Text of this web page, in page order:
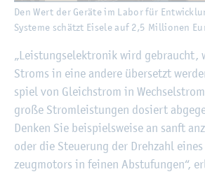
Den Wert der Ge­rä­te im Labor für
Sys­te­me schätzt Ei­se­le auf 2,5 Mil­lio­nen
„Leis­tungs­elek­tro­nik wird ge­braucht,
Stroms in eine an­de­re über­setzt
spiel von Gleich­strom in
große Strom­leis­tun­gen do­siert
Den­ken Sie bei­spiels­wei­se an sanft
oder die Steue­rung der Dreh­zahl
zeug­mo­tors in fei­nen Ab­stu­fun­gen“,